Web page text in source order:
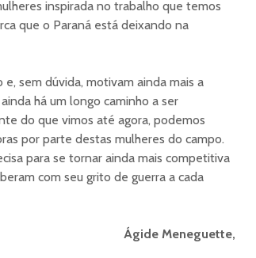
inspirada no trabalho que temos
que o Paraná está deixando na
sem dúvida, motivam ainda mais a
há um longo caminho a ser
do que vimos até agora, podemos
por parte destas mulheres do campo.
para se tornar ainda mais competitiva
com seu grito de guerra a cada
Ágide Meneguette,